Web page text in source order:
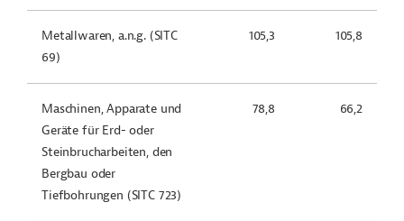
Metallwaren, a.n.g. (SITC
69)
105,3 105,8
Maschinen, Apparate und
Geräte für Erd- oder
Steinbrucharbeiten, den
Bergbau oder
Tiefbohrungen (SITC 723)
78,8 66,2